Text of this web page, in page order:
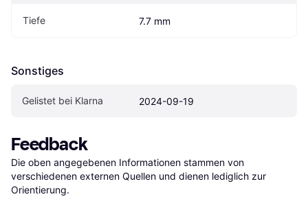
Tiefe 7.7 mm
Sonstiges
Gelistet bei Klarna 2024-09-19
Feedback
Die oben angegebenen Informationen stammen von
verschiedenen externen Quellen und dienen lediglich zur
Orientierung.